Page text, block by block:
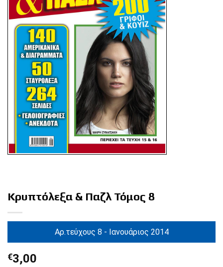
Κρυπτόλεξα & Παζλ Τόμος 8
Αρ.τεύχους 8 - Ιανουάριος 2014
€3,00